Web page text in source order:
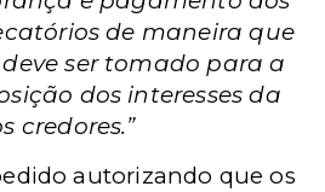
de maneira que
ser tomado para a
dos interesses da
credores.”
autorizando que os